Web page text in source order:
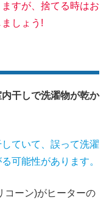
すが、捨てる時はお
しょう!
干しで洗濯物が乾か
ていて、誤って洗濯
可能性があります。
コーン)がヒーターの